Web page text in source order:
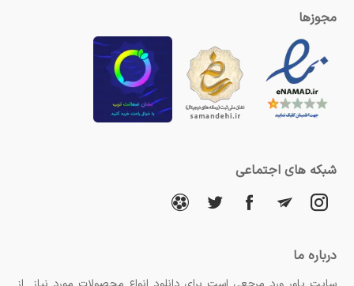
مجوزها
شبکه های اجتماعی
درباره ما